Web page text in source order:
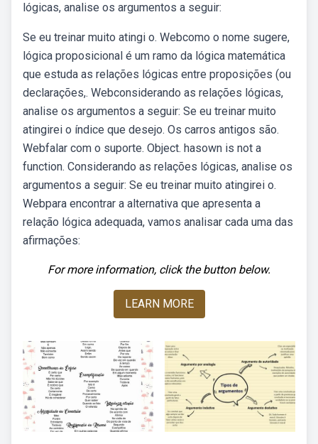
lógicas, analise os argumentos a seguir:
Se eu treinar muito atingi o. Webcomo o nome sugere,
lógica proposicional é um ramo da lógica matemática
que estuda as relações lógicas entre proposições (ou
declarações,. Webconsiderando as relações lógicas,
analise os argumentos a seguir: Se eu treinar muito
atingirei o índice que desejo. Os carros antigos são.
Webfalar com o suporte. Object. hasown is not a
function. Considerando as relações lógicas, analise os
argumentos a seguir: Se eu treinar muito atingirei o.
Webpara encontrar a alternativa que apresenta a
relação lógica adequada, vamos analisar cada uma das
afirmações:
For more information, click the button below.
LEARN MORE